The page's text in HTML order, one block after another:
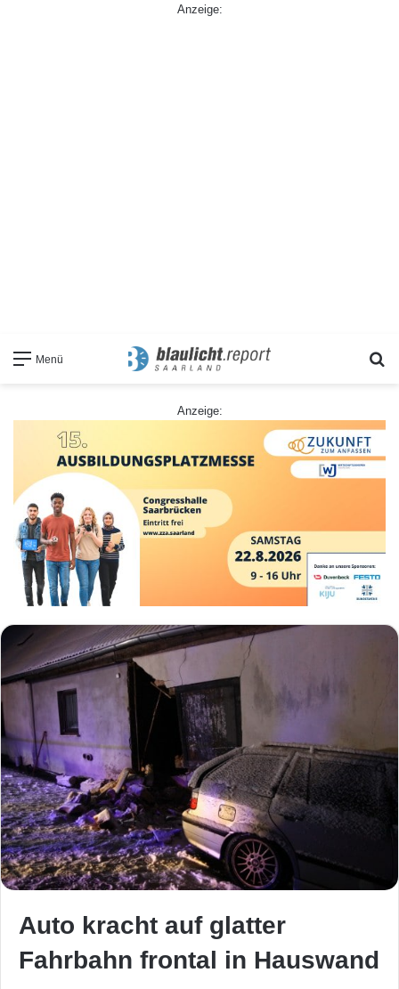
Anzeige:
Menü
Anzeige:
Auto kracht auf glatter
Fahrbahn frontal in Hauswand